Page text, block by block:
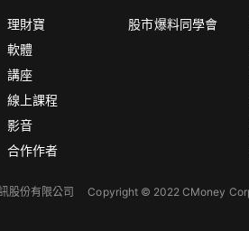
理財寶
軟體
講座
線上課程
影音
合作作者
股市爆料同學會
訊股份有限公司Copyright © 2022 CMoney